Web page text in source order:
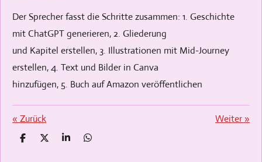
Der Sprecher fasst die Schritte zusammen: 1. Geschichte
mit ChatGPT generieren, 2. Gliederung
und Kapitel erstellen, 3. Illustrationen mit Mid-Journey
erstellen, 4. Text und Bilder in Canva
hinzufügen, 5. Buch auf Amazon veröffentlichen
« Zurück Weiter »
T
T
T
T